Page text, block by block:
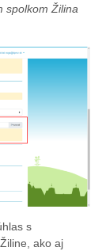
spolkom Žilina
s
ako aj